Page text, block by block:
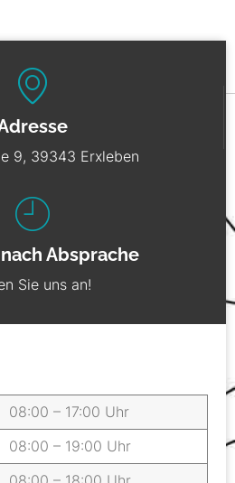
9, 39343 Erxleben
Absprache
Sie uns an!
08:00 – 17:00 Uhr
08:00 – 19:00 Uhr